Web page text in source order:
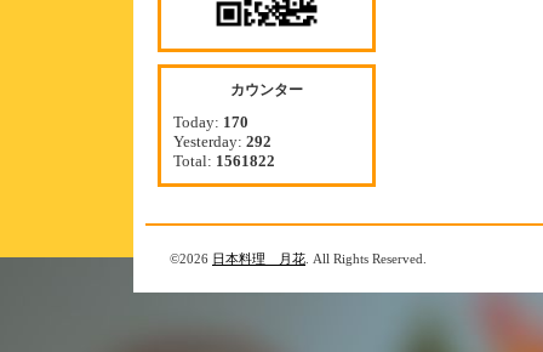
カウンター
Today: 170
Yesterday: 292
Total: 1561822
©2026 日本料理 月花 . All Rights Reserved.